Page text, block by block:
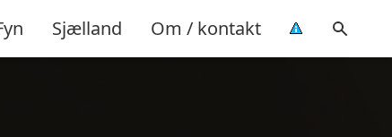
Sjælland Om / kontakt